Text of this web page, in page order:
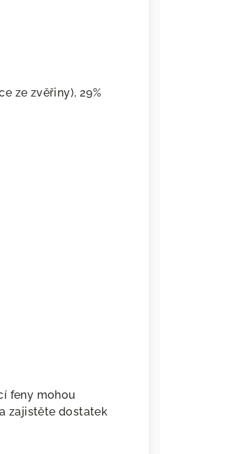
ze zvěřiny), 29%
feny mohou
zajistěte dostatek